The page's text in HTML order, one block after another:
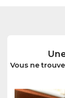
Vous ne